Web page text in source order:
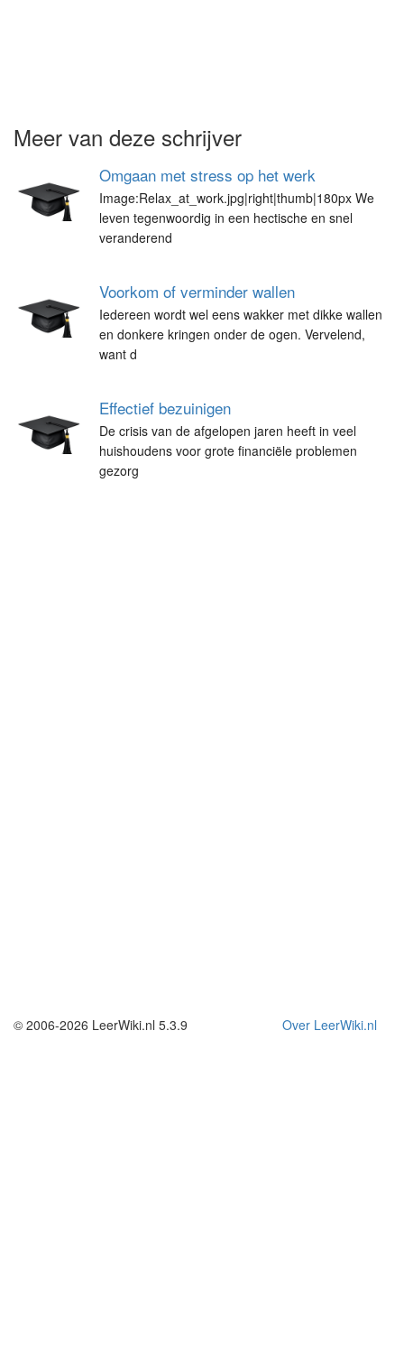
Meer van deze schrijver
Omgaan met stress op het werk
Image:Relax_at_work.jpg|right|thumb|180px We
leven tegenwoordig in een hectische en snel
veranderend
Voorkom of verminder wallen
Iedereen wordt wel eens wakker met dikke wallen
en donkere kringen onder de ogen. Vervelend,
want d
Effectief bezuinigen
De crisis van de afgelopen jaren heeft in veel
huishoudens voor grote financiële problemen
gezorg
Over LeerWiki.nl
© 2006-2026 LeerWiki.nl 5.3.9